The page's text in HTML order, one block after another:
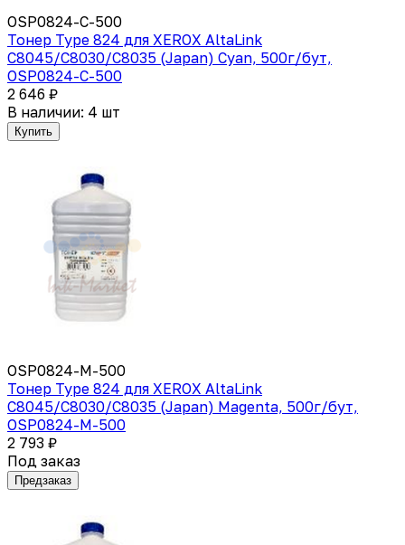
OSP0824-C-500
Тонер Type 824 для XEROX AltaLink
C8045/C8030/C8035 (Japan) Cyan, 500г/бут,
OSP0824-C-500
2 646 ₽
В наличии: 4 шт
Купить
OSP0824-M-500
Тонер Type 824 для XEROX AltaLink
C8045/C8030/C8035 (Japan) Magenta, 500г/бут,
OSP0824-M-500
2 793 ₽
Под заказ
Предзаказ